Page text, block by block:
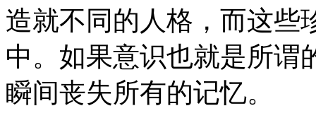
造就不同的人格，而这些
中。如果意识也就是所谓
瞬间丧失所有的记忆。